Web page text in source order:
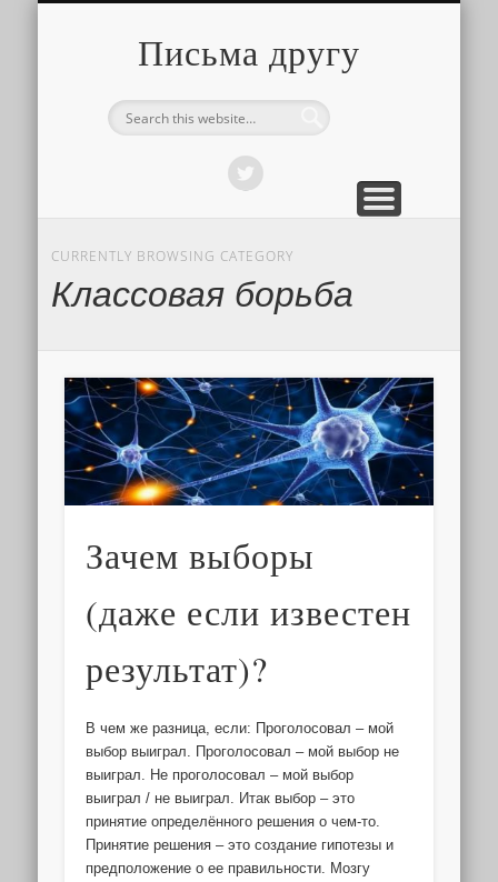
Письма другу
CURRENTLY BROWSING CATEGORY
Классовая борьба
Зачем выборы
(даже если известен
результат)?
В чем же разница, если: Проголосовал – мой
выбор выиграл. Проголосовал – мой выбор не
выиграл. Не проголосовал – мой выбор
выиграл / не выиграл. Итак выбор – это
принятие определённого решения о чем-то.
Принятие решения – это создание гипотезы и
предположение о ее правильности. Мозгу